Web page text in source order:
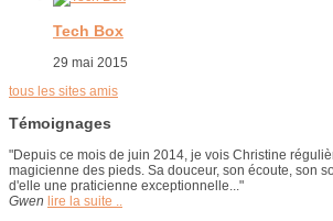
Tech Box
29 mai 2015
tous les sites amis
Témoignages
"Depuis ce mois de juin 2014, je vois Christine
magicienne des pieds. Sa douceur, son écoute, son
d'elle une praticienne exceptionnelle..."
Gwen lire la suite ..